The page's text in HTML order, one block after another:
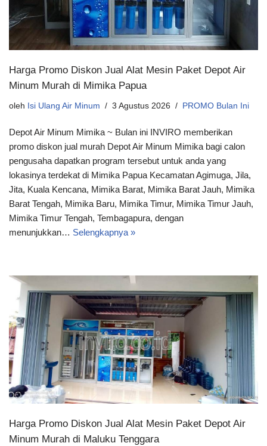
Harga Promo Diskon Jual Alat Mesin Paket Depot Air
Minum Murah di Mimika Papua
oleh Isi Ulang Air Minum 3 Agustus 2026 PROMO Bulan Ini
Depot Air Minum Mimika ~ Bulan ini INVIRO memberikan
promo diskon jual murah Depot Air Minum Mimika bagi calon
pengusaha dapatkan program tersebut untuk anda yang
lokasinya terdekat di Mimika Papua Kecamatan Agimuga, Jila,
Jita, Kuala Kencana, Mimika Barat, Mimika Barat Jauh, Mimika
Barat Tengah, Mimika Baru, Mimika Timur, Mimika Timur Jauh,
Mimika Timur Tengah, Tembagapura, dengan
menunjukkan… Selengkapnya »
Harga Promo Diskon Jual Alat Mesin Paket Depot Air
Minum Murah di Maluku Tenggara